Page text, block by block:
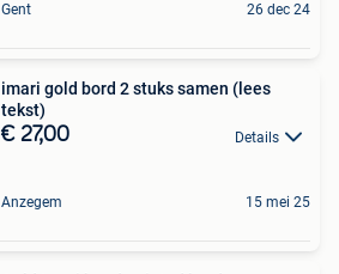
Gent 26 dec 24
imari gold bord 2 stuks samen (lees
tekst)
€ 27,00 Details
Anzegem 15 mei 25